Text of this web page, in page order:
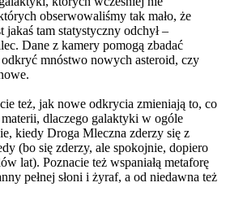
obserwowaliśmy tak mało, że
jakaś tam statystyczny odchył –
Dane z kamery pomogą zbadać
mnóstwo nowych asteroid, czy
też, jak nowe odkrycia zmieniają to, co
dlaczego galaktyki w ogóle
kiedy Droga Mleczna zderzy się z
(bo się zderzy, ale spokojnie, dopiero
lat). Poznacie też wspaniałą metaforę
pełnej słoni i żyraf, a od niedawna też